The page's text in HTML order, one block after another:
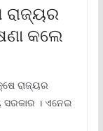
ରାଜ୍ୟର
କଲେ
ରାଜ୍ୟର
। ଏନେଇ